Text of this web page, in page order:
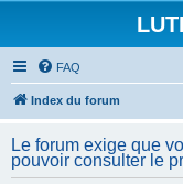
FAQ
Index du forum
Le forum exige que
pouvoir consulter le